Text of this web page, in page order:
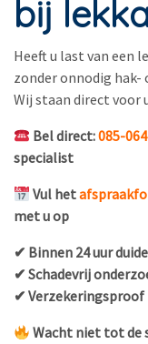
bij
Heeft u last van een
zonder onnodig hak-
Wij staan direct voor
Bel direct:085-
specialist
Vul het
met u op
✔ Binnen 24 uur
✔ Schadevrij
✔
Wacht niet tot de